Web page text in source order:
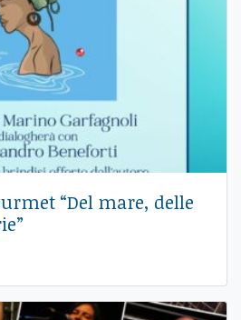
“Del mare, delle